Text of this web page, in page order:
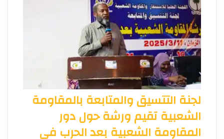
لجنة التتسيق والمتابعة بالمقاومة
الشعبية تقيم ورشة حول دور
المقاومة الشعبية بعد الحرب في